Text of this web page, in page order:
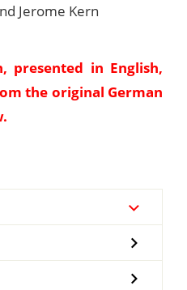
Jerome Kern
presented in English,
the original German